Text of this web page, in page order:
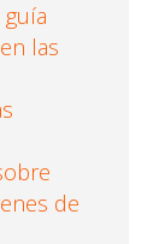
guía
las
de